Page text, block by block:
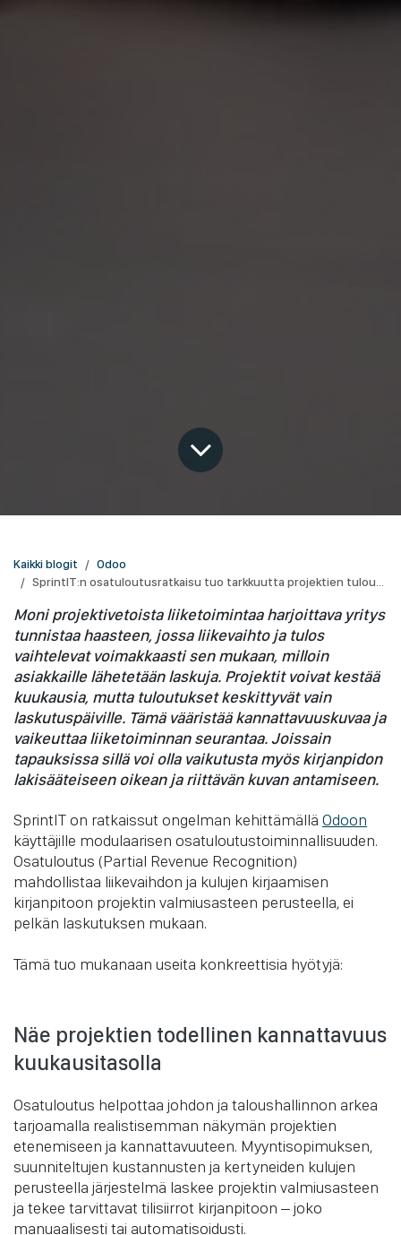
Kaikki blogit
Odoo
SprintIT:n osatuloutusratkaisu tuo tarkkuutta projektien tuloutukseen Odoossa
Moni projektivetoista liiketoimintaa harjoittava yritys
tunnistaa haasteen, jossa liikevaihto ja tulos
vaihtelevat voimakkaasti sen mukaan, milloin
asiakkaille lähetetään laskuja. Projektit voivat kestää
kuukausia, mutta tuloutukset keskittyvät vain
laskutuspäiville. Tämä vääristää kannattavuuskuvaa ja
vaikeuttaa liiketoiminnan seurantaa. Joissain
tapauksissa sillä voi olla vaikutusta myös kirjanpidon
lakisääteiseen oikean ja riittävän kuvan antamiseen.
SprintIT on ratkaissut ongelman kehittämällä Odoon
käyttäjille modulaarisen osatuloutustoiminnallisuuden.
Osatuloutus (Partial Revenue Recognition)
mahdollistaa liikevaihdon ja kulujen kirjaamisen
kirjanpitoon projektin valmiusasteen perusteella, ei
pelkän laskutuksen mukaan.
Tämä tuo mukanaan useita konkreettisia hyötyjä:
Näe projektien todellinen kannattavuus
kuukausitasolla
Osatuloutus helpottaa johdon ja taloushallinnon arkea
tarjoamalla realistisemman näkymän projektien
etenemiseen ja kannattavuuteen. Myyntisopimuksen,
suunniteltujen kustannusten ja kertyneiden kulujen
perusteella järjestelmä laskee projektin valmiusasteen
ja tekee tarvittavat tilisiirrot kirjanpitoon – joko
manuaalisesti tai automatisoidusti.